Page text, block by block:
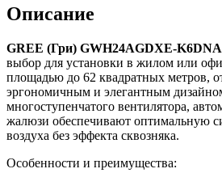
Описание
GREE (Гри) GWH24AGDXE-
выбор для установки в жилом или
площадью до 62 квадратных метров,
эргономичным и элегантным
многоступенчатого вентилятора,
жалюзи обеспечивают оптимальную
воздуха без эффекта сквозняка.
Особенности и преимущества: